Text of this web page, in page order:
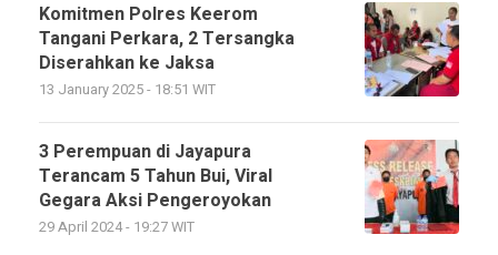
Komitmen Polres Keerom
Tangani Perkara, 2 Tersangka
Diserahkan ke Jaksa
13 January 2025 - 18:51 WIT
3 Perempuan di Jayapura
Terancam 5 Tahun Bui, Viral
Gegara Aksi Pengeroyokan
29 April 2024 - 19:27 WIT